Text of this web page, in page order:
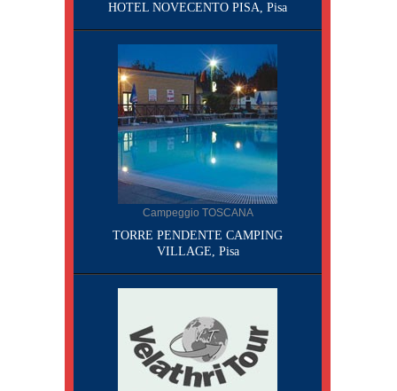
HOTEL NOVECENTO PISA, Pisa
Campeggio TOSCANA
TORRE PENDENTE CAMPING
VILLAGE, Pisa